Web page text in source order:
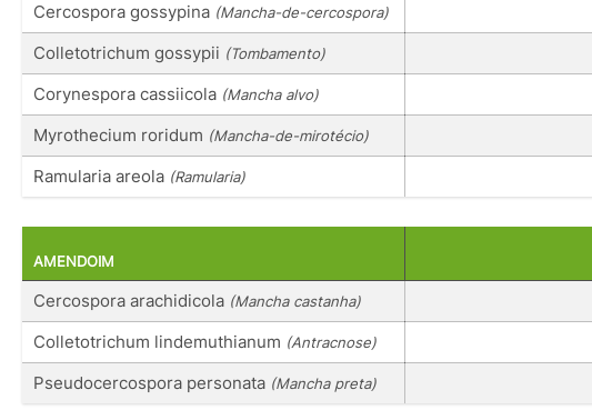
Cercospora gossypina (Mancha-de-cercospora)
Colletotrichum gossypii (Tombamento)
Corynespora cassiicola (Mancha alvo)
Myrothecium roridum (Mancha-de-mirotécio)
Ramularia areola (Ramularia)
AMENDOIM
Cercospora arachidicola (Mancha castanha)
Colletotrichum lindemuthianum (Antracnose)
Pseudocercospora personata (Mancha preta)